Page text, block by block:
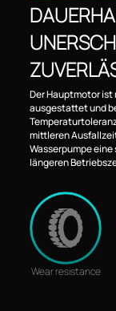
Der Hauptmotor ist
ausgestattet und
mittleren
Wasserpumpe
längeren
Wear resistance